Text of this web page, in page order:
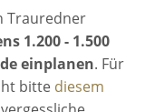
Trauredner
1.200 - 1.500
einplanen. Für
bitte diesem